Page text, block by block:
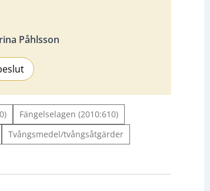
Påhlsson
Fängelselagen (2010:610)
Tvångsmedel/tvångsåtgärder